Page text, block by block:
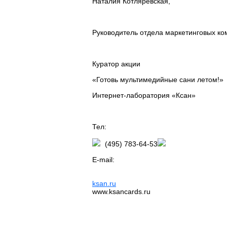
Руководитель отдела маркетинговых
Куратор акции
«Готовь мультимедийные сани летом!»
Интернет-лаборатория «Ксан»
Тел:
(495) 783-64-53
E-mail:
ksan.ru
www.ksancards.ru